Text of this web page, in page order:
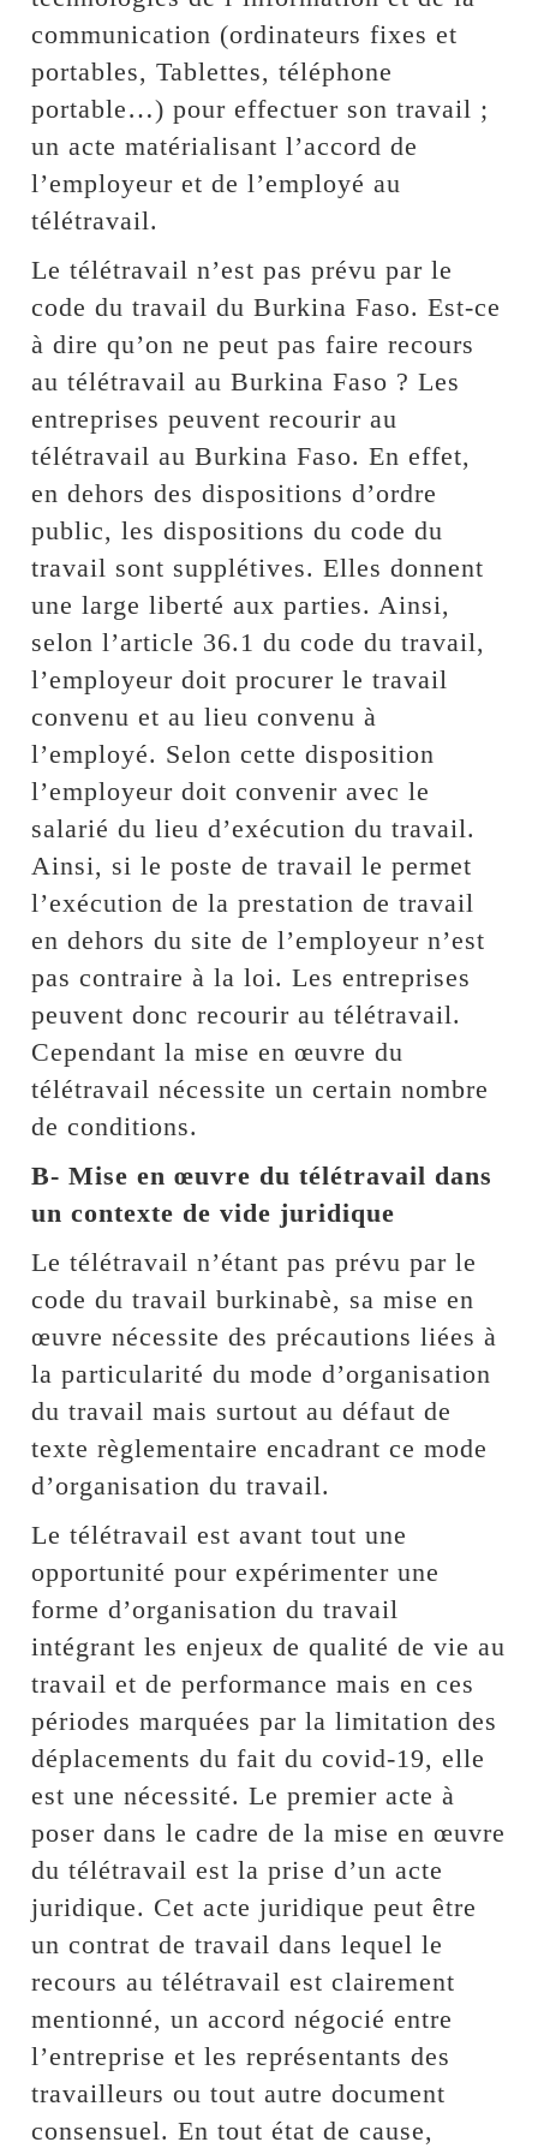
communication (ordinateurs fixes et
portables, Tablettes, téléphone
portable…) pour effectuer son travail ;
un acte matérialisant l’accord de
l’employeur et de l’employé au
télétravail.
Le télétravail n’est pas prévu par le
code du travail du Burkina Faso. Est-ce
à dire qu’on ne peut pas faire recours
au télétravail au Burkina Faso ? Les
entreprises peuvent recourir au
télétravail au Burkina Faso. En effet,
en dehors des dispositions d’ordre
public, les dispositions du code du
travail sont supplétives. Elles donnent
une large liberté aux parties. Ainsi,
selon l’article 36.1 du code du travail,
l’employeur doit procurer le travail
convenu et au lieu convenu à
l’employé. Selon cette disposition
l’employeur doit convenir avec le
salarié du lieu d’exécution du travail.
Ainsi, si le poste de travail le permet
l’exécution de la prestation de travail
en dehors du site de l’employeur n’est
pas contraire à la loi. Les entreprises
peuvent donc recourir au télétravail.
Cependant la mise en œuvre du
télétravail nécessite un certain nombre
de conditions.
B- Mise en œuvre du télétravail dans
un contexte de vide juridique
Le télétravail n’étant pas prévu par le
code du travail burkinabè, sa mise en
œuvre nécessite des précautions liées à
la particularité du mode d’organisation
du travail mais surtout au défaut de
texte règlementaire encadrant ce mode
d’organisation du travail.
Le télétravail est avant tout une
opportunité pour expérimenter une
forme d’organisation du travail
intégrant les enjeux de qualité de vie au
travail et de performance mais en ces
périodes marquées par la limitation des
déplacements du fait du covid-19, elle
est une nécessité. Le premier acte à
poser dans le cadre de la mise en œuvre
du télétravail est la prise d’un acte
juridique. Cet acte juridique peut être
un contrat de travail dans lequel le
recours au télétravail est clairement
mentionné, un accord négocié entre
l’entreprise et les représentants des
travailleurs ou tout autre document
consensuel. En tout état de cause,